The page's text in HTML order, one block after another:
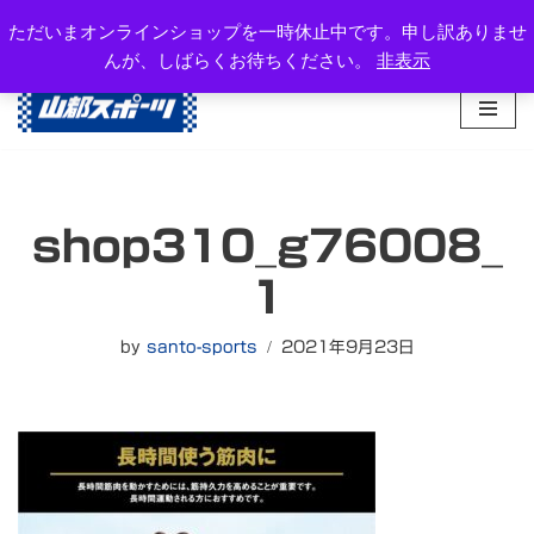
ただいまオンラインショップを一時休止中です。申し訳ありませ
んが、しばらくお待ちください。 非表示
ン
テ
ス
キ
岐阜県高山市西之一色町3-1081-2
TEL：0577-34-3434
shop310_g76008_
1
by santo-sports 2021年9月23日